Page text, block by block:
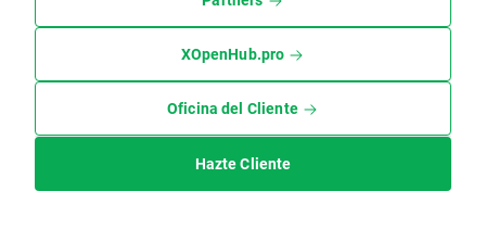
XOpenHub.pro
Oficina del Cliente
Hazte Cliente